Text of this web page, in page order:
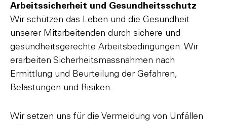
Arbeitssicherheit und Gesundheitsschutz
Wir schützen das Leben und die Gesundheit
unserer Mitarbeitenden durch sichere und
gesundheitsgerechte Arbeitsbedingungen. Wir
erarbeiten Sicherheitsmassnahmen nach
Ermittlung und Beurteilung der Gefahren,
Belastungen und Risiken.
Wir setzen uns für die Vermeidung von Unfällen